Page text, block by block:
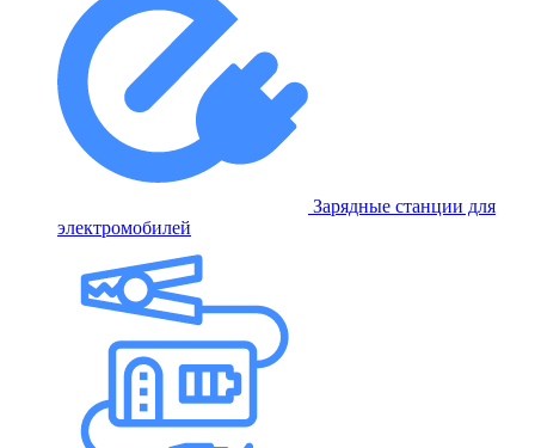
Зарядные станции для
электромобилей